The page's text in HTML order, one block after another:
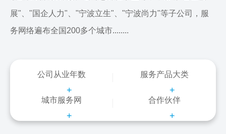
展"、"国企人力"、"宁波立生"、"宁波尚力"等子公司，服
务网络遍布全国200多个城市........
公司从业年数
+
服务产品大类
+
城市服务网
+
合作伙伴
+